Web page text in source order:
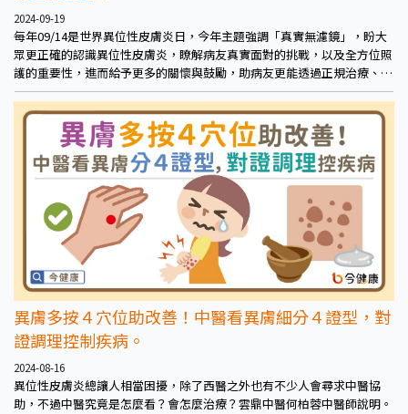
2024-09-19
每年09/14是世界異位性皮膚炎日，今年主題強調「真實無濾鏡」，盼大
眾更正確的認識異位性皮膚炎，瞭解病友真實面對的挑戰，以及全方位照
護的重要性，進而給予更多的關懷與鼓勵，助病友更能透過正規治療、長
期穩定控制異位性皮膚炎。
異膚多按４穴位助改善！中醫看異膚細分４證型，對
證調理控制疾病。
2024-08-16
異位性皮膚炎總讓人相當困擾，除了西醫之外也有不少人會尋求中醫協
助，不過中醫究竟是怎麼看？會怎麼治療？雲鼎中醫何柏蓉中醫師說明。